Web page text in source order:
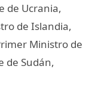
de Ucrania,
de Islandia,
Ministro de
de Sudán,